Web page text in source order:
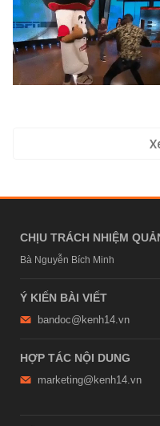
CHỊU TRÁCH NHIỆM
Bà Nguyễn Bích Minh
Ý KIẾN BÀI VIẾT
bandoc@kenh14.vn
HỢP TÁC NỘI DUNG
marketing@kenh14.vn